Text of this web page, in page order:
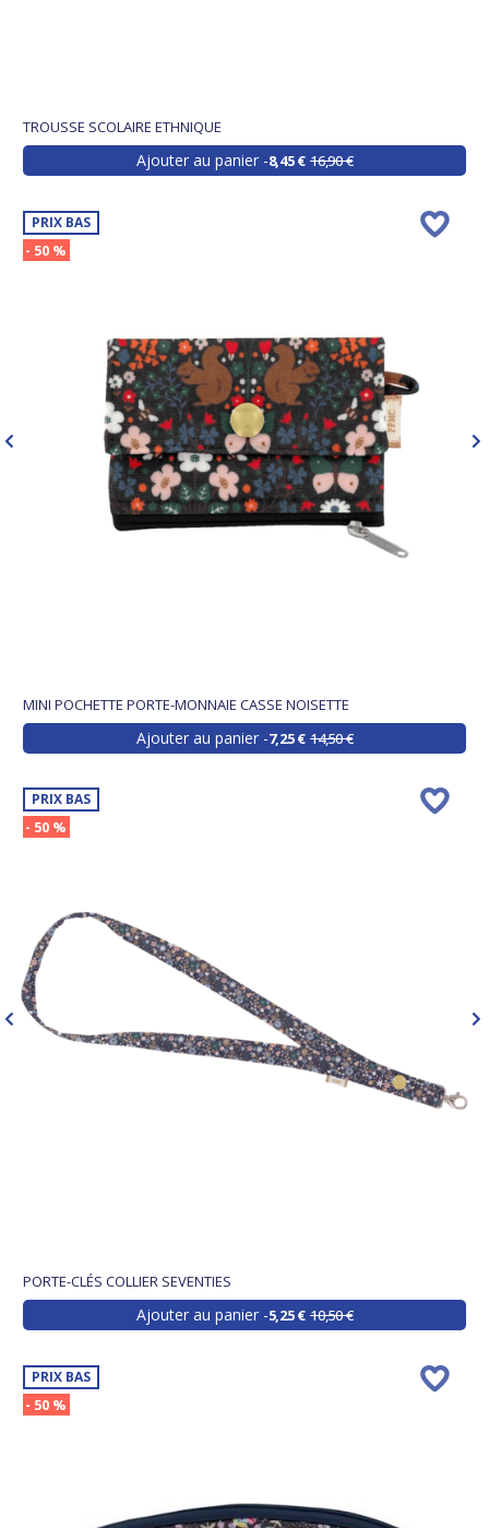
TROUSSE SCOLAIRE ETHNIQUE
Ajouter au panier 8,45 € 16,90 €
PRIX BAS
- 50 %
MINI POCHETTE PORTE-MONNAIE CASSE NOISETTE
Ajouter au panier 7,25 € 14,50 €
PRIX BAS
- 50 %
PORTE-CLÉS COLLIER SEVENTIES
Ajouter au panier 5,25 € 10,50 €
PRIX BAS
- 50 %